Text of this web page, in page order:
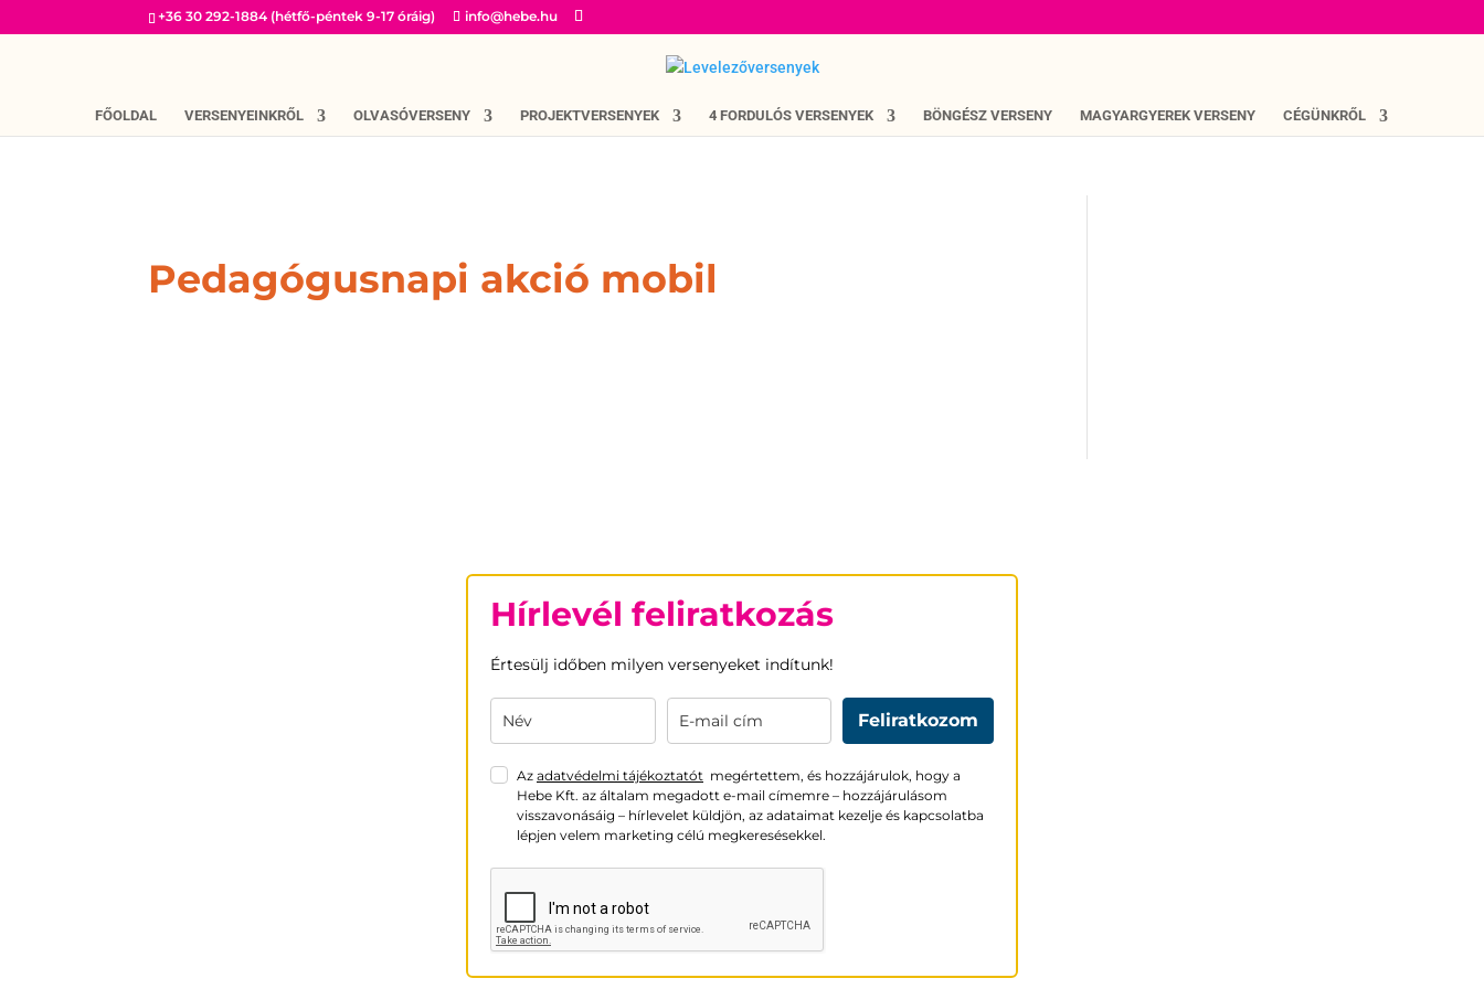
+36 30 292-1884 (hétfő-péntek 9-17 óráig) info@hebe.hu
FŐOLDAL VERSENYEINKRŐL OLVASÓVERSENY PROJEKTVERSENYEK 4 FORDULÓS VERSENYEK BÖNGÉSZ VERSENY MAGYARGYEREK VERSENY CÉGÜNKRŐL
Pedagógusnapi akció mobil
Hírlevél feliratkozás
Értesülj időben milyen versenyeket indítunk!
Feliratkozom
Az adatvédelmi tájékoztatót megértettem, és hozzájárulok, hogy a
Hebe Kft. az általam megadott e-mail címemre – hozzájárulásom
visszavonásáig – hírlevelet küldjön, az adataimat kezelje és kapcsolatba
lépjen velem marketing célú megkeresésekkel.